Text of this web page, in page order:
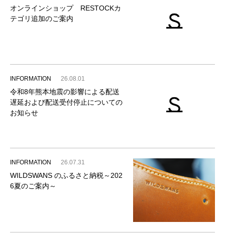
オンラインショップ RESTOCKカ
テゴリ追加のご案内
INFORMATION 26.08.01
令和8年熊本地震の影響による配送
遅延および配送受付停止についての
お知らせ
INFORMATION 26.07.31
WILDSWANS のふるさと納税～202
6夏のご案内～